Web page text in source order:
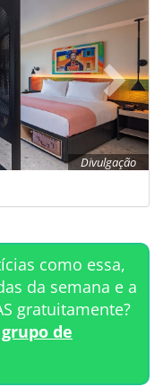
Divulgação
como essa,
da semana e a
gratuitamente?
de